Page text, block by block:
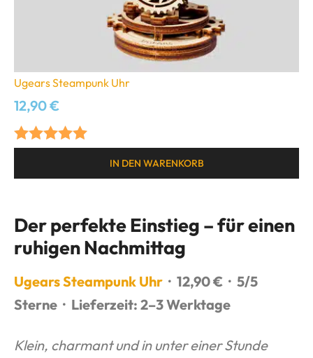
Ugears Steampunk Uhr
12,90€
5.00von 5
IN DEN WARENKORB
Der perfekte Einstieg – für einen
ruhigen Nachmittag
Ugears Steampunk Uhr · 12,90 € · 5/5
Sterne · Lieferzeit: 2–3 Werktage
Klein, charmant und in unter einer Stunde